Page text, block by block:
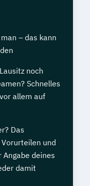
– das kann
noch
Schnelles
allem auf
Das
und
deines
damit